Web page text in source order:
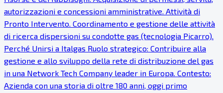
autorizzazioni e concessioni amministrative. Attività di
Pronto Intervento. Coordinamento e gestione delle attività
di ricerca dispersioni su condotte gas (tecnologia Picarro).
Perché Unirsi a Italgas Ruolo strategico: Contribuire alla
gestione e allo sviluppo della rete di distribuzione del gas
in una Network Tech Company leader in Europa. Contesto:
Azienda con una storia di oltre 180 anni, oggi primo